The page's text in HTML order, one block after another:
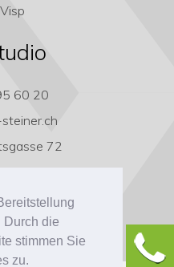
Durch die
stimmen Sie
zu.
60 20
72